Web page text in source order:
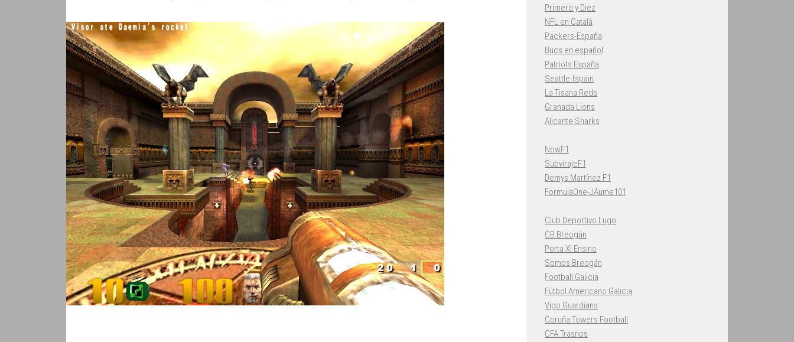
Primero y Diez
NFL en Català
Packers-España
Bucs en español
Patriots España
Seattle fspain
La Tisana Reds
Granada Lions
Alicante Sharks
NowF1
SubvirajeF1
Demys Martínez F1
FormulaOne-JAume101
Club Deportivo Lugo
CB Breogán
Porta XI Ensino
Somos Breogán
Football Galicia
Fútbol Americano Galicia
Vigo Guardians
Coruña Towers Football
CFA Trasnos